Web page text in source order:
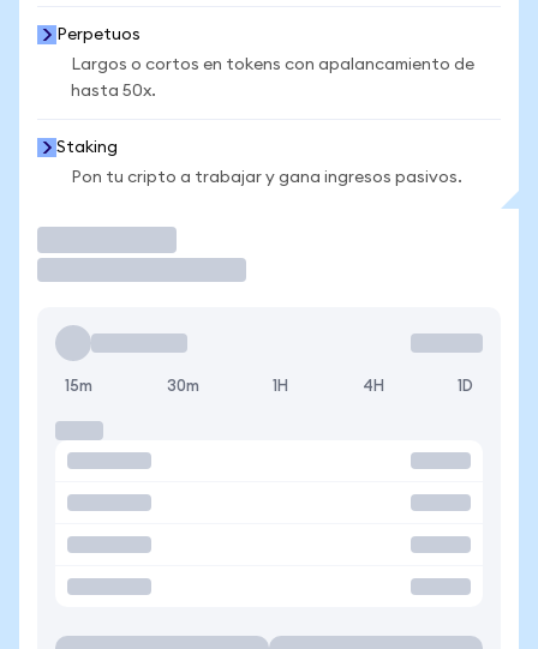
Perpetuos
Largos o cortos en tokens con apalancamiento de
hasta 50x.
Staking
Pon tu cripto a trabajar y gana ingresos pasivos.
15m 30m 1H 4H 1D